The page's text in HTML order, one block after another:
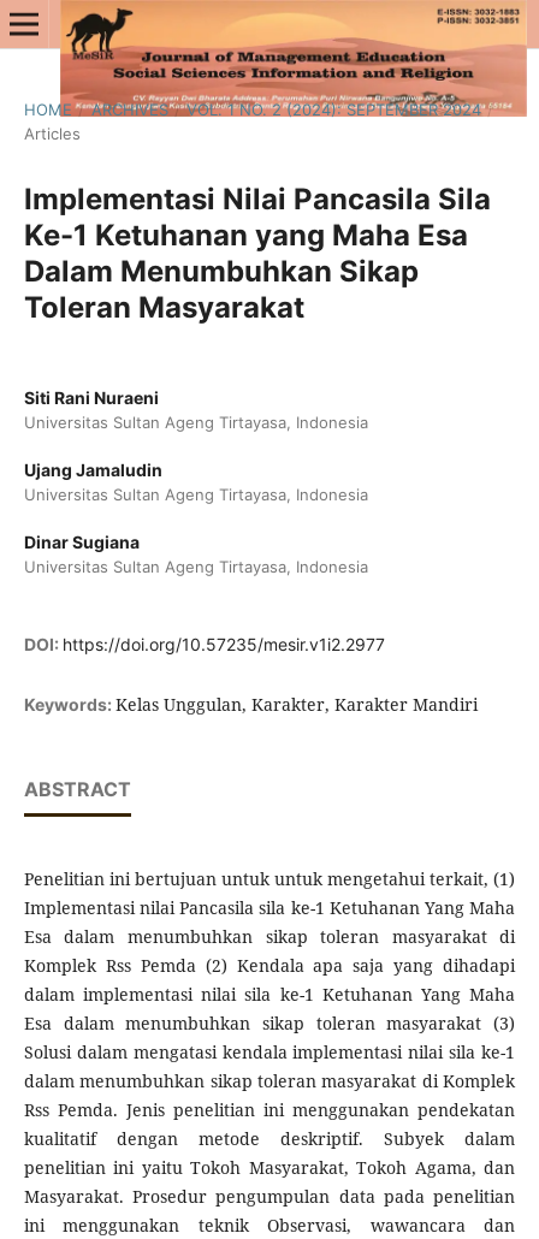
HOME / ARCHIVES / VOL. 1 NO. 2 (2024): SEPTEMBER 2024 /
Articles
Implementasi Nilai Pancasila Sila
Ke-1 Ketuhanan yang Maha Esa
Dalam Menumbuhkan Sikap
Toleran Masyarakat
Siti Rani Nuraeni
Universitas Sultan Ageng Tirtayasa, Indonesia
Ujang Jamaludin
Universitas Sultan Ageng Tirtayasa, Indonesia
Dinar Sugiana
Universitas Sultan Ageng Tirtayasa, Indonesia
DOI: https://doi.org/10.57235/mesir.v1i2.2977
Keywords: Kelas Unggulan, Karakter, Karakter Mandiri
ABSTRACT
Penelitian ini bertujuan untuk untuk mengetahui terkait, (1)
Implementasi nilai Pancasila sila ke-1 Ketuhanan Yang Maha
Esa dalam menumbuhkan sikap toleran masyarakat di
Komplek Rss Pemda (2) Kendala apa saja yang dihadapi
dalam implementasi nilai sila ke-1 Ketuhanan Yang Maha
Esa dalam menumbuhkan sikap toleran masyarakat (3)
Solusi dalam mengatasi kendala implementasi nilai sila ke-1
dalam menumbuhkan sikap toleran masyarakat di Komplek
Rss Pemda. Jenis penelitian ini menggunakan pendekatan
kualitatif dengan metode deskriptif. Subyek dalam
penelitian ini yaitu Tokoh Masyarakat, Tokoh Agama, dan
Masyarakat. Prosedur pengumpulan data pada penelitian
ini menggunakan teknik Observasi, wawancara dan